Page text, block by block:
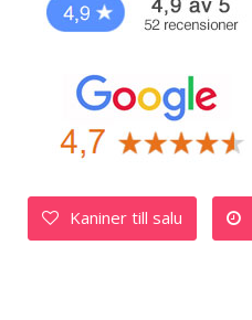
Kaniner till salu